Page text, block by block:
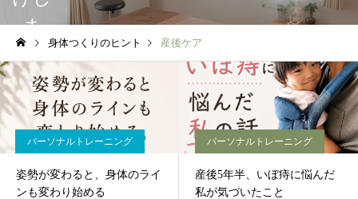
ま
す。
身体つくりのヒント 産後ケア
パーソナルトレーニング
姿勢が変わると、身体のライ
ンも変わり始める
パーソナルトレーニング
産後5年半、いぼ痔に悩んだ
私が気づいたこと